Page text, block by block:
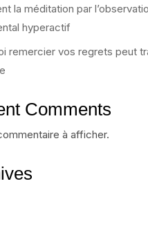
la méditation par
hyperactif
remercier vos regrets peut
Comments
à afficher.